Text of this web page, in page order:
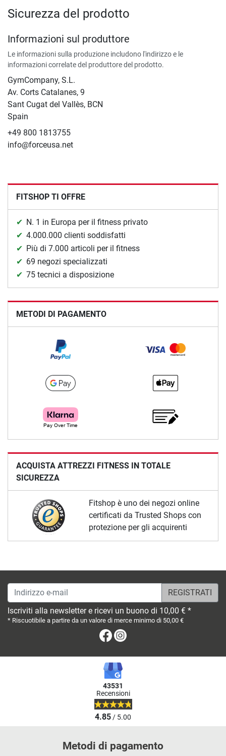
Sicurezza del prodotto
Informazioni sul produttore
Le informazioni sulla produzione includono l'indirizzo e le
informazioni correlate del produttore del prodotto.
GymCompany, S.L.
Av. Corts Catalanes, 9
Sant Cugat del Vallès, BCN
Spain
+49 800 1813755
info@forceusa.net
FITSHOP TI OFFRE
N. 1 in Europa per il fitness privato
4.000.000 clienti soddisfatti
Più di 7.000 articoli per il fitness
69 negozi specializzati
75 tecnici a disposizione
METODI DI PAGAMENTO
ACQUISTA ATTREZZI FITNESS IN TOTALE
SICUREZZA
Fitshop è uno dei negozi online
certificati da Trusted Shops con
protezione per gli acquirenti
Indirizzo e-mail
Iscriviti alla newsletter e ricevi un buono di 10,00 € *
* Riscuotibile a partire da un valore di merce minimo di 50,00 €
Facebook
43531
Recensioni
4.85/ 5.00
Metodi di pagamento